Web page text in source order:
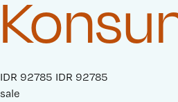
S
a
IDR 92785 O
IDR 92785
sale